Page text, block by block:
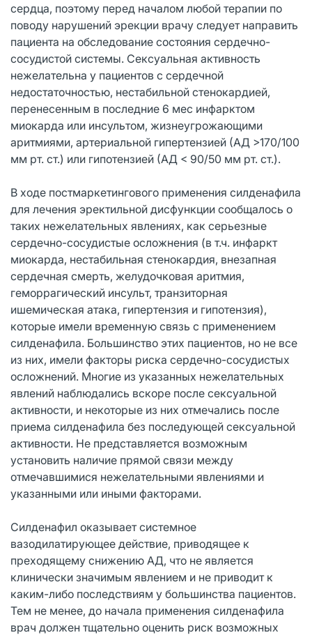
сердца, поэтому перед началом любой терапии по
поводу нарушений эрекции врачу следует направить
пациента на обследование состояния сердечно-
сосудистой системы. Сексуальная активность
нежелательна у пациентов с сердечной
недостаточностью, нестабильной стенокардией,
перенесенным в последние 6 мес инфарктом
миокарда или инсультом, жизнеугрожающими
аритмиями, артериальной гипертензией (АД >170/100
мм рт. ст.) или гипотензией (АД < 90/50 мм рт. ст.).
В ходе постмаркетингового применения силденафила
для лечения эректильной дисфункции сообщалось о
таких нежелательных явлениях, как серьезные
сердечно-сосудистые осложнения (в т.ч. инфаркт
миокарда, нестабильная стенокардия, внезапная
сердечная смерть, желудочковая аритмия,
геморрагический инсульт, транзиторная
ишемическая атака, гипертензия и гипотензия),
которые имели временную связь с применением
силденафила. Большинство этих пациентов, но не все
из них, имели факторы риска сердечно-сосудистых
осложнений. Многие из указанных нежелательных
явлений наблюдались вскоре после сексуальной
активности, и некоторые из них отмечались после
приема силденафила без последующей сексуальной
активности. Не представляется возможным
установить наличие прямой связи между
отмечавшимися нежелательными явлениями и
указанными или иными факторами.
Силденафил оказывает системное
вазодилатирующее действие, приводящее к
преходящему снижению АД, что не является
клинически значимым явлением и не приводит к
каким-либо последствиям у большинства пациентов.
Тем не менее, до начала применения силденафила
врач должен тщательно оценить риск возможных